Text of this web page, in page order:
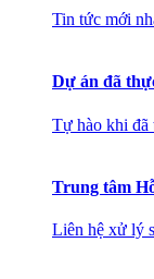
Tin tức mới
Dự án đã
Tự hào khi đã
Trung tâm
Liên hệ xử lý